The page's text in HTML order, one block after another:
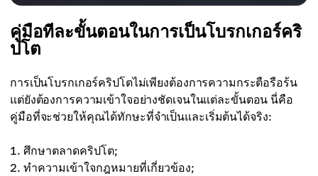
คู่มือทีละขั้นตอนในการเป็นโบรกเกอร์คริ
ปโต
การเป็นโบรกเกอร์คริปโตไม่เพียงต้องการความกระตือรือร้น
แต่ยังต้องการความเข้าใจอย่างชัดเจนในแต่ละขั้นตอน นี่คือ
คู่มือที่จะช่วยให้คุณได้ทักษะที่จำเป็นและเริ่มต้นได้จริง:
ศึกษาตลาดคริปโต;
ทำความเข้าใจกฎหมายที่เกี่ยวข้อง;